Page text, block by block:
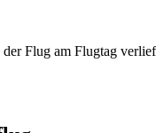
Flug am Flugtag